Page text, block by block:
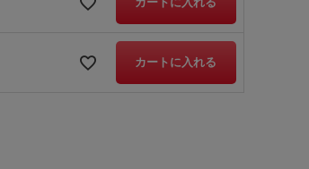
カートに入れる
カートに入れる